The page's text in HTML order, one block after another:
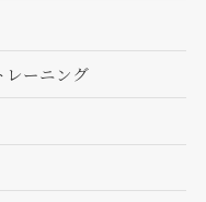
レーニング